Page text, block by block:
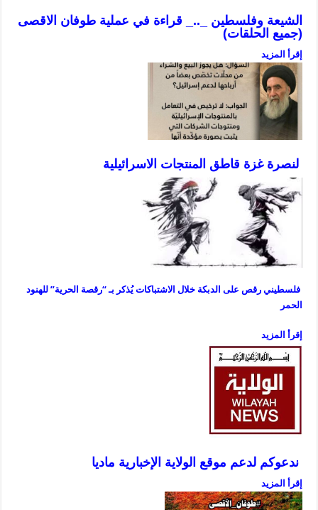
الشيعة وفلسطين _.._ قراءة في عملية طوفان الاقصى
(جميع الحلقات)
إقرأ المزيد
لنصرة غزة قاطق المنتجات الاسرائيلية
فلسطيني رقص على الدبكة خلال الاشتباكات يُذكر بـ “رقصة الحرية” للهنود
الحمر
إقرأ المزيد
ندعوكم لدعم موقع الولاية الإخبارية ماديا
إقرأ المزيد